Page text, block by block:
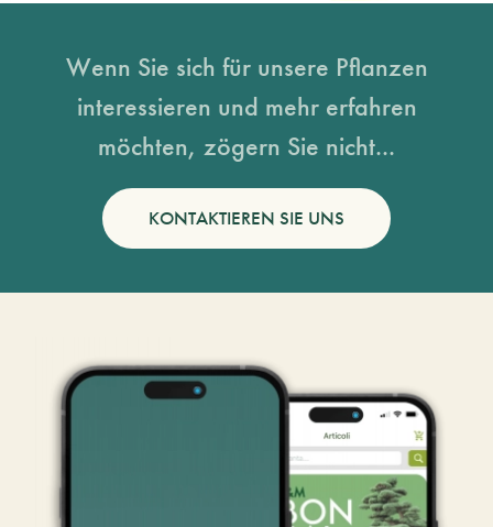
Wenn Sie sich für unsere Pflanzen
interessieren und mehr erfahren
möchten, zögern Sie nicht...
KONTAKTIEREN SIE UNS